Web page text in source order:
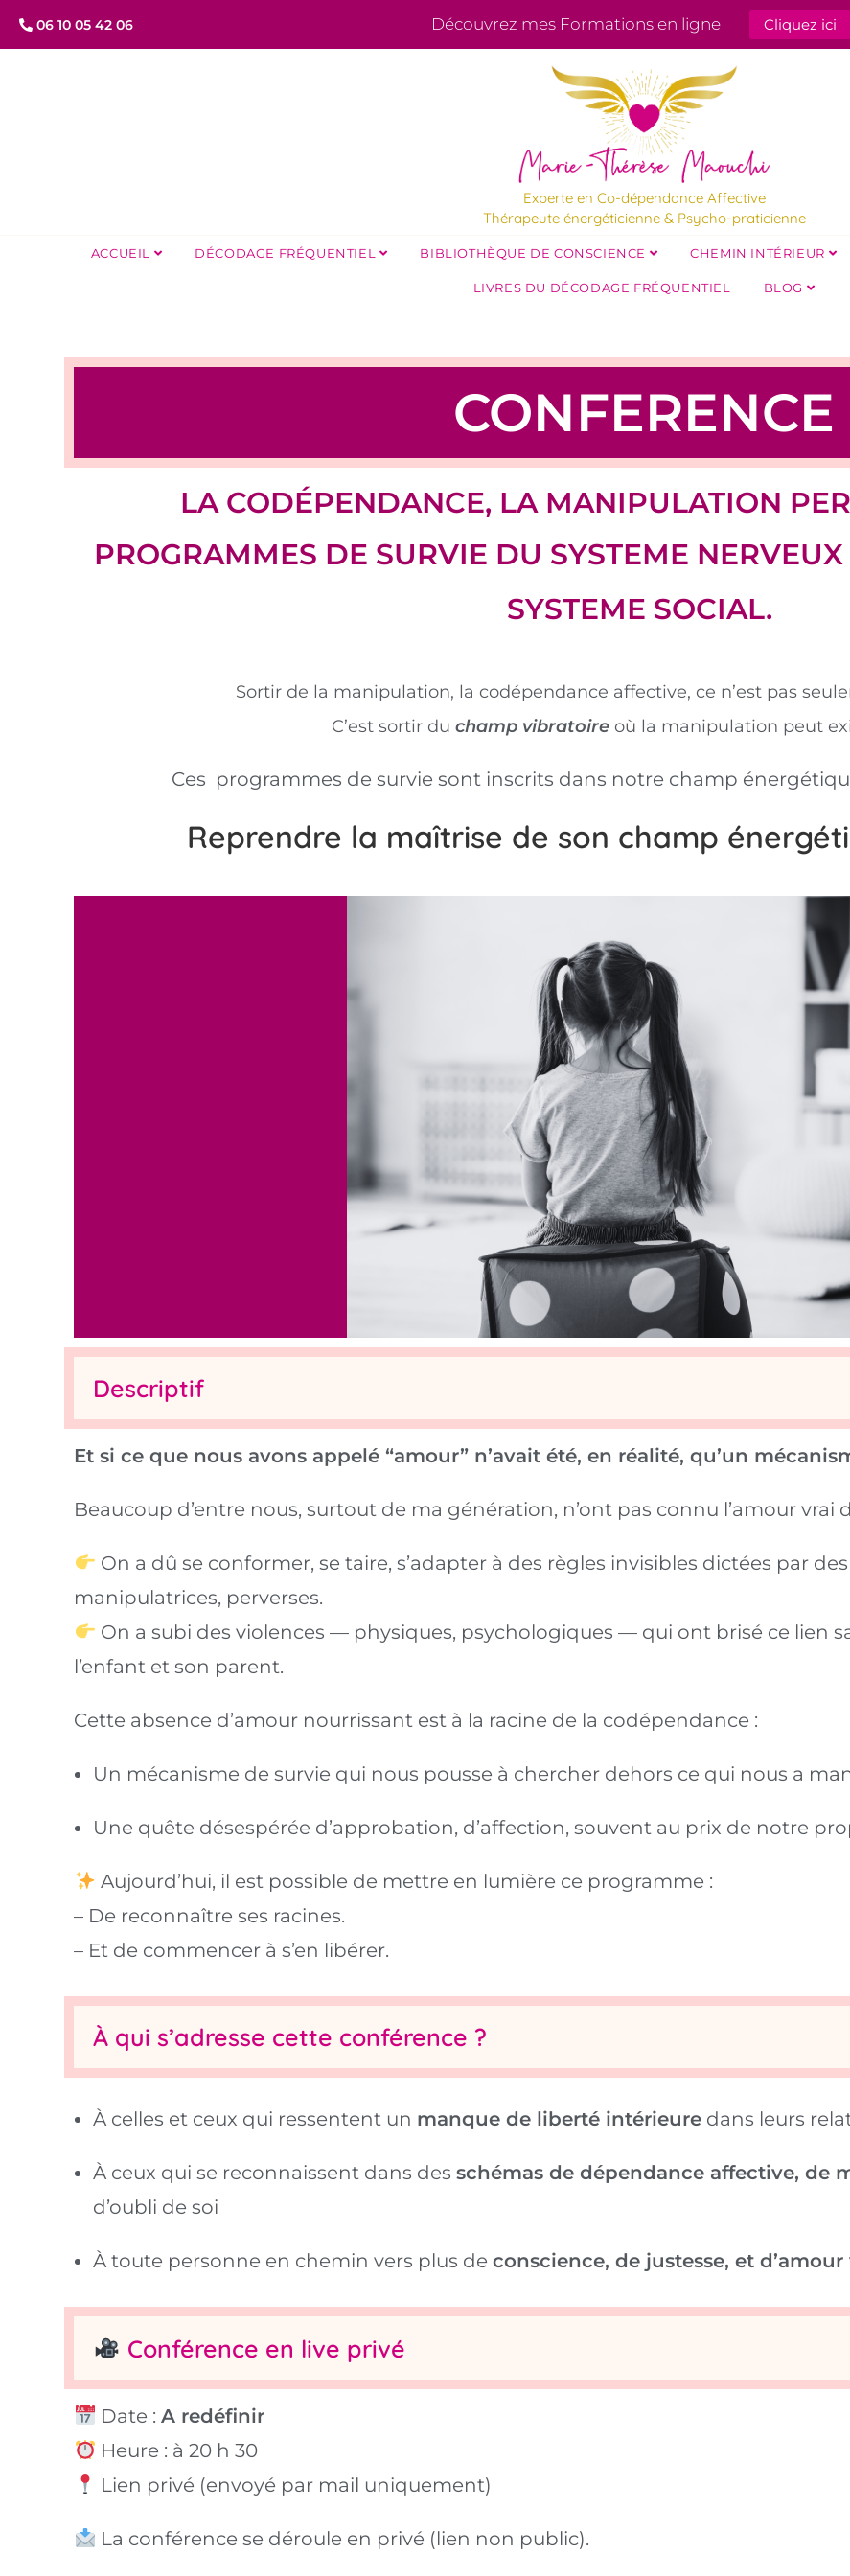
06 10 05 42 06 Découvrez mes Formations en ligne Cliquez ici
Experte en Co-dépendance Affective
Thérapeute énergéticienne & Psycho-praticienne
ACCUEIL DÉCODAGE FRÉQUENTIEL BIBLIOTHÈQUE DE CONSCIENCE CHEMIN INTÉRIEUR
LIVRES DU DÉCODAGE FRÉQUENTIEL BLOG
CONFERENCE
LA CODÉPENDANCE, LA MANIPULATION
PROGRAMMES DE SURVIE DU SYSTEME
SYSTEME SOCIAL.
Sortir de la manipulation, la codépendance affective, ce n’est pas
C’est sortir duchamp vibratoire où la manipulation peut
Ces programmes de survie sont inscrits dans notre champ
Reprendre la maîtrise de son champ
Descriptif
Et si ce que nous avons appelé “amour” n’avait été, en réalité, qu’un
Beaucoup d’entre nous, surtout de ma génération, n’ont pas connu l’amour vrai
On a dû se conformer, se taire, s’adapter à des règles invisibles dictées par
manipulatrices, perverses.
On a subi des violences — physiques, psychologiques — qui ont brisé ce lien
l’enfant et son parent.
Cette absence d’amour nourrissant est à la racine de la codépendance :
Un mécanisme de survie qui nous pousse à chercher dehors ce qui nous a
Une quête désespérée d’approbation, d’affection, souvent au prix de notre
Aujourd’hui, il est possible de mettre en lumière ce programme :
– De reconnaître ses racines.
– Et de commencer à s’en libérer.
À qui s’adresse cette conférence ?
À celles et ceux qui ressentent un manque de liberté intérieure dans leurs
À ceux qui se reconnaissent dans desschémas de dépendance affective, de
d’oubli de soi
À toute personne en chemin vers plus deconscience, de justesse, et d’amour
Conférence en live privé
Date : A redéfinir
Heure : à 20 h 30
Lien privé (envoyé par mail uniquement)
La conférence se déroule en privé (lien non public).